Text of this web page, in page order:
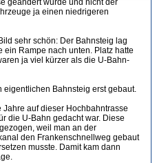
geändert wurde und nicht der
ja einen niedrigeren
sehr schön: Der Bahnsteig lag
Rampe nach unten. Platz hatte
ja viel kürzer als die U-Bahn-
eigentlichen Bahnsteig erst gebaut.
auf dieser Hochbahntrasse
die U-Bahn gedacht war. Diese
weil man an der
den Frankenschnellweg gebaut
musste. Damit kam dann